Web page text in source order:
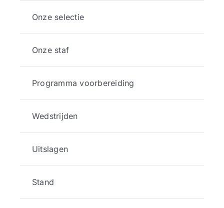
Onze selectie
Onze staf
Programma voorbereiding
Wedstrijden
Uitslagen
Stand